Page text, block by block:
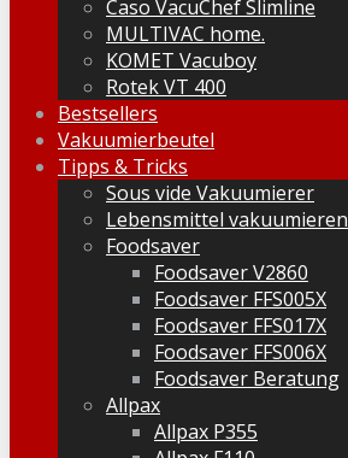
Caso VacuChef Slimline
MULTIVAC home.
KOMET Vacuboy
Rotek VT 400
Bestsellers
Vakuumierbeutel
Tipps & Tricks
Sous vide Vakuumierer
Lebensmittel vakuumieren
Foodsaver
Foodsaver V2860
Foodsaver FFS005X
Foodsaver FFS017X
Foodsaver FFS006X
Foodsaver Beratung
Allpax
Allpax P355